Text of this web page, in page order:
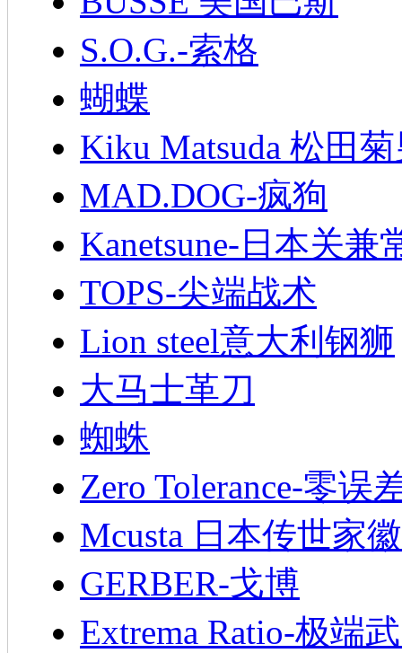
S.O.G.-索格
蝴蝶
Kiku Matsuda 松田
MAD.DOG-疯狗
Kanetsune-日本关兼
TOPS-尖端战术
Lion steel意大利钢狮
大马士革刀
蜘蛛
Zero Tolerance-零误
Mcusta 日本传世家徽
GERBER-戈博
Extrema Ratio-极端